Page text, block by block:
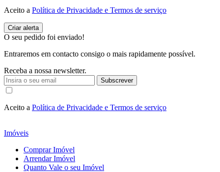
Aceito a Política de Privacidade e Termos de serviço
O seu pedido foi enviado!
Entraremos em contacto consigo o mais rapidamente possível.
Receba a nossa newsletter.
Subscrever
Aceito a Política de Privacidade e Termos de serviço
Imóveis
Comprar Imóvel
Arrendar Imóvel
Quanto Vale o seu Imóvel